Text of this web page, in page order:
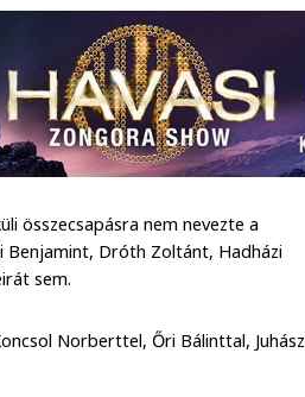
összecsapásra nem nevezte a
Benjamint, Dróth Zoltánt, Hadházi
sem.
Norberttel, Őri Bálinttal, Juhász